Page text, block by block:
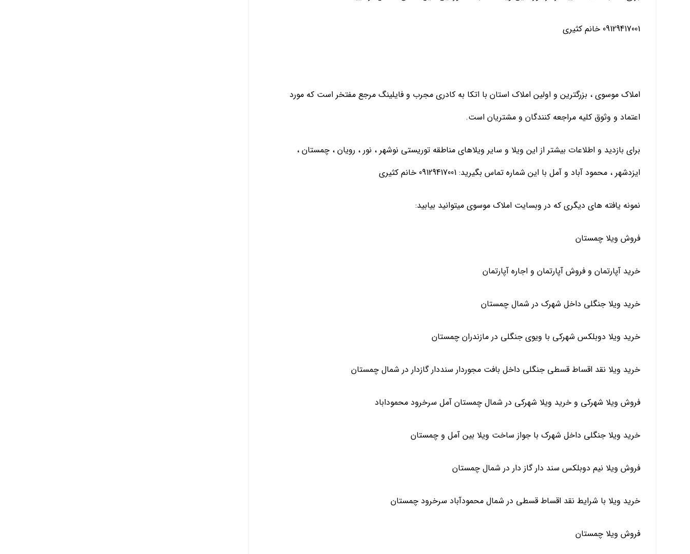
09129417001 خانم کثیری
املاک موسوی ، بزرگترین و اولین املاک استان با اتکا به کادری مجرب و فایلینگ مرجع مفتخر است که مورد
اعتماد و وثوق کلیه مراجعه کنندگان و مشتریان است.
برای بازدید و اطلاعات بیشتر از این ویلا و سایر ویلاهای مناطقه توریستی نوشهر ، نور ، رویان ، چمستان ،
ایزدشهر ، محمود آباد و آمل با این شماره تماس بگیرید: 09129417001 خانم کثیری
نمونه یافته های دیگری که در وبسایت املاک موسوی میتوانید بیابید:
فروش ویلا چمستان
خرید آپارتمان و فروش آپارتمان و اجاره آپارتمان
خرید ویلا جنگلی داخل شهرک در شمال چمستان
خرید ویلا دوبلکس شهرکی با ویوی جنگلی در مازندران چمستان
خرید ویلا نقد اقساط قسطی جنگلی داخل بافت مجوردار سنددار گازدار در شمال چمستان
فروش ویلا شهرکی و خرید ویلا شهرکی در شمال چمستان آمل سرخرود محموداباد
خرید ویلا جنگلی داخل شهرک با جواز ساخت ویلا بین آمل و چمستان
فروش ویلا نیم دوبلکس سند دار گاز دار در شمال چمستان
خرید ویلا با شرایط نقد اقساط قسطی در شمال محمودآباد سرخرود چمستان
فروش ویلا چمستان